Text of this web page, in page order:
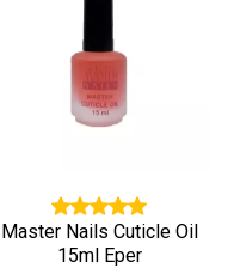
Master Nails Cuticle Oil
15ml Eper